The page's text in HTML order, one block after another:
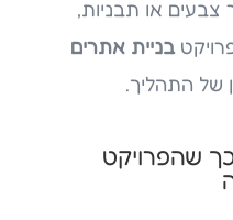
צבעים או תבניות,
בניית אתרים
של התהליך.
שהפרויקט